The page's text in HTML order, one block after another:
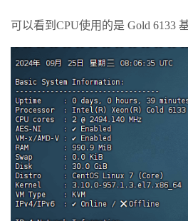
可以看到CPU使用的是 Gold 6133